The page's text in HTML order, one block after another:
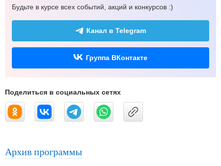
Будьте в курсе всех событий, акций и конкурсов :)
Канал в Telegram
Группа ВКонтакте
Поделиться в социальных сетях
Архив программы